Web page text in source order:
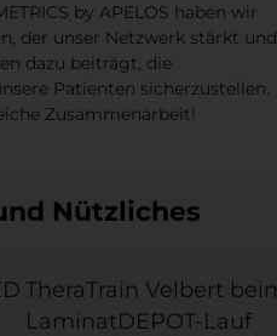
by APELOS haben wir
der unser Netzwerk stärkt und
dazu beiträgt, die
Patienten sicherzustellen.
Zusammenarbeit!
Nützliches
Neu & Nützlich
TheraTrain Velbert
LaminatDEPOT-Lauf